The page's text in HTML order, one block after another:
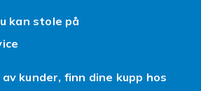
kan stole på
kunder, finn dine kupp hos